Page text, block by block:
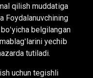
qilish muddatiga
Foydalanuvchining
belgilangan
yechib
tutiladi.
uchun tegishli